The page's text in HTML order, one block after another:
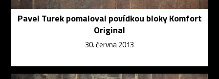
Pavel Turek pomaloval povídkou bloky Komfort
Original
30. června 2013